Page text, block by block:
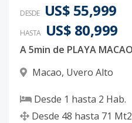
DESDE US$ 55,999
HASTA US$ 80,999
Macao, Uvero Alto
Desde 1 hasta 2 Hab.
Desde 48 hasta 71 Mt2